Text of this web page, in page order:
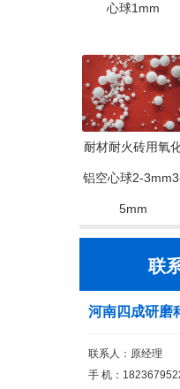
心球1mm
耐材耐火砖用氧
铝空心球2-
5mm
联
河南四成研磨
联系人：原经理
手 机：